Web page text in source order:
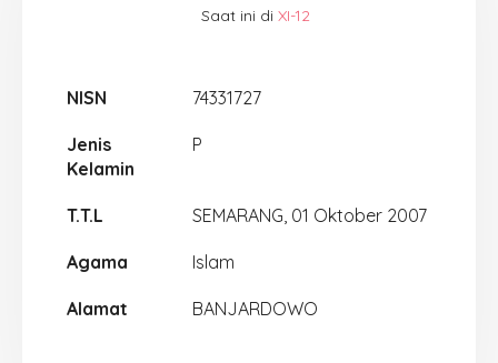
Saat ini di XI-12
NISN 74331727
Jenis
Kelamin
P
T.T.L SEMARANG, 01 Oktober 2007
Agama Islam
Alamat BANJARDOWO